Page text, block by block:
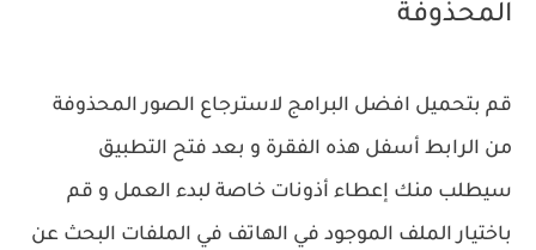
المحذوفة
‏قم بتحميل افضل البرامج لاسترجاع الصور المحذوفة
من الرابط أسفل هذه الفقرة و ‏بعد فتح التطبيق
سيطلب منك إعطاء أذونات خاصة لبدء العمل و ‏قم
باختيار الملف الموجود في الهاتف في الملفات البحث عن